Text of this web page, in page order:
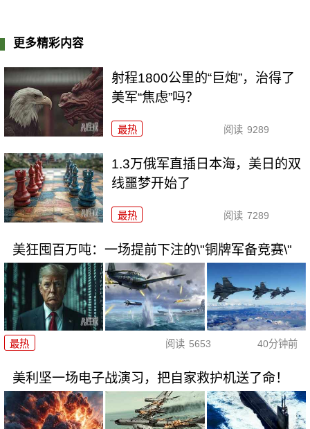
更多精彩内容
射程1800公里的“巨炮”，治得了
美军“焦虑”吗？
最热 阅读 9289
1.3万俄军直插日本海，美日的双
线噩梦开始了
最热 阅读 7289
美狂囤百万吨：一场提前下注的\"铜牌军备竞赛\"
最热 阅读 5653 40分钟前
美利坚一场电子战演习，把自家救护机送了命！